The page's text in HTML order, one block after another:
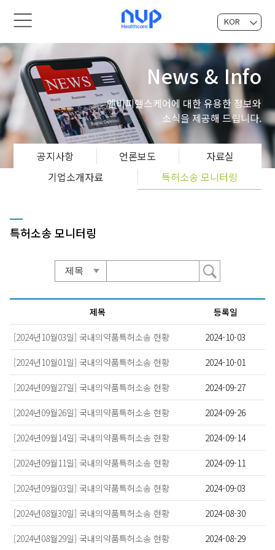
KOR
News & Info
엔비피헬스케어에 대한 유용한 정보와
소식을 제공해 드립니다.
공지사항 언론보도
자료실
기업소개자료
특허소송 모니터링
특허소송 모니터링
제목 등록일
[2024년10월03일] 국내의약품특허소송 현황 2024-10-03
[2024년10월01일] 국내의약품특허소송 현황 2024-10-01
[2024년09월27일] 국내의약품특허소송 현황 2024-09-27
[2024년09월26일] 국내의약품특허소송 현황 2024-09-26
[2024년09월14일] 국내의약품특허소송 현황 2024-09-14
[2024년09월11일] 국내의약품특허소송 현황 2024-09-11
[2024년09월03일] 국내의약품특허소송 현황 2024-09-03
[2024년08월30일] 국내의약품특허소송 현황 2024-08-30
[2024년08월29일] 국내의약품특허소송 현황 2024-08-29